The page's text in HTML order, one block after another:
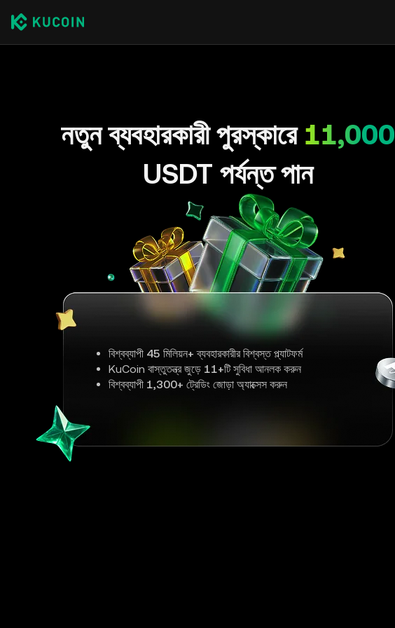
নতুন ব্যবহারকারী পুরস্কারে 11,000
USDT পর্যন্ত পান
বিশ্বব্যাপী 45 মিলিয়ন+ ব্যবহারকারীর বিশ্বস্ত প্ল্যাটফর্ম
KuCoin বাস্তুতন্ত্র জুড়ে 11+টি সুবিধা আনলক করুন
বিশ্বব্যাপী 1,300+ ট্রেডিং জোড়া অ্যাক্সেস করুন